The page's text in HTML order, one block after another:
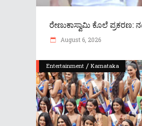
ರೇಣುಕಾಸ್ವಾಮಿ ಕೊಲೆ ಪ್ರಕರಣ:
August 6, 2026
Entertainment / Karnataka